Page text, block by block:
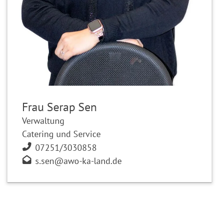
Frau Serap Sen
Verwaltung
Catering und Service
07251/3030858
s.sen@awo-ka-land.de